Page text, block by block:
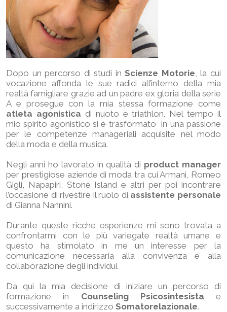
Dopo un percorso di studi inScienze Motorie, la cui
vocazione affonda le sue radici all’interno della mia
realtà famigliare grazie ad un padre ex gloria della serie
A e prosegue con la mia stessa formazione come
atleta agonistica di nuoto e triathlon. Nel tempo il
mio spirito agonistico si è trasformato in una passione
per le competenze manageriali acquisite nel modo
della moda e della musica.
Negli anni ho lavorato in qualità di product manager
per prestigiose aziende di moda tra cui Armani, Romeo
Gigli, Napapiri, Stone Island e altri per poi incontrare
l’occasione di rivestire il ruolo di assistente personale
di Gianna Nannini.
Durante queste ricche esperienze mi sono trovata a
confrontarmi con le più variegate realtà umane e
questo ha stimolato in me un interesse per la
comunicazione necessaria alla convivenza e alla
collaborazione degli individui.
Da qui la mia decisione di iniziare un percorso di
formazione in Counseling Psicosintesista e
successivamente a indirizzo Somatorelazionale.